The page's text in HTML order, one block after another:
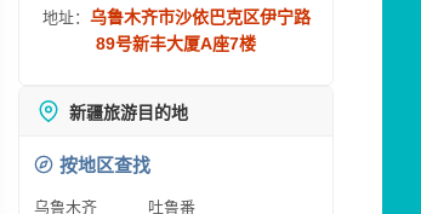
地址： 乌鲁木齐市沙依巴克区伊宁路
89号新丰大厦A座7楼
新疆旅游目的地
按地区查找
乌鲁木齐
吐鲁番